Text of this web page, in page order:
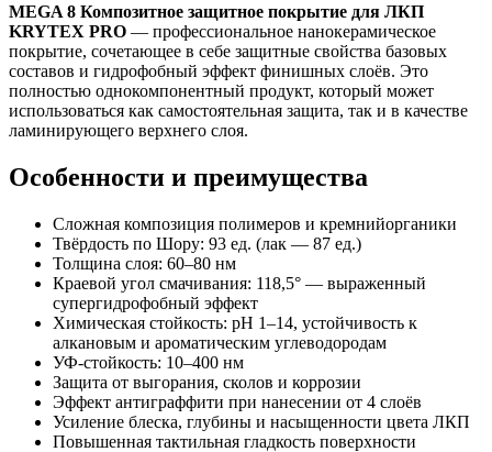
MEGA 8 Композитное защитное покрытие для ЛКП
KRYTEX PRO — профессиональное нанокерамическое
покрытие, сочетающее в себе защитные свойства базовых
составов и гидрофобный эффект финишных слоёв. Это
полностью однокомпонентный продукт, который может
использоваться как самостоятельная защита, так и в качестве
ламинирующего верхнего слоя.
Особенности и преимущества
Сложная композиция полимеров и кремнийорганики
Твёрдость по Шору: 93 ед. (лак — 87 ед.)
Толщина слоя: 60–80 нм
Краевой угол смачивания: 118,5° — выраженный
супергидрофобный эффект
Химическая стойкость: pH 1–14, устойчивость к
алкановым и ароматическим углеводородам
УФ-стойкость: 10–400 нм
Защита от выгорания, сколов и коррозии
Эффект антиграффити при нанесении от 4 слоёв
Усиление блеска, глубины и насыщенности цвета ЛКП
Повышенная тактильная гладкость поверхности